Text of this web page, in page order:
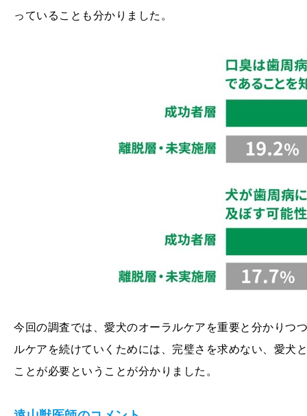
っていることも分かりました。
今回の調査では、愛犬のオーラルケアを重要と分かりつ
ルケアを続けていくためには、完璧さを求めない、愛犬
ことが必要ということが分かりました。